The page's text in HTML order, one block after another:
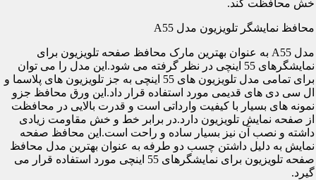
خش محافظت کند.
محافظ نمایشگر تلویزیون مدل A55
مدل A55 به عنوان بهترین مارک محافظ صفحه تلویزیون برای
نمایشگرهای 55 اینچی در نظر گرفته می شود.این مدل را می توان
برای تمامی مدل تلویزیون های 55 اینچی به جز تلویزیون های پلاسما و
ال سی دی های قدیمی مورد استفاده قرار داد.این ورق محافظ جزو
نمونه های بسیار با کیفیت وارداتی است و قدرت بالایی در محافظت
از صفحه نمایش تلویزیون دارد.در برابر خط و خش مقاومت زیادی
داشته و نصب آن نیز بسیار ساده و راحت است.این محافظ صفحه
نمایش به دلیل داشتن چسب دو طرفه به عنوان بهترین مدل محافظ
صفحه تلویزیون برای نمایشگرهای 55 اینچی مورد استفاده قرار می
گیرد.